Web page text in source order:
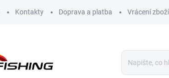
Kontakty Doprava a platba Vrácení zboží